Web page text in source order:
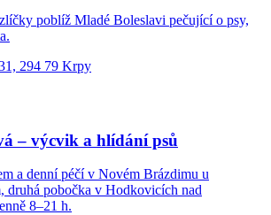
poblíž Mladé Boleslavi pečující o psy,
294 79 Krpy
– výcvik a hlídání psů
a denní péčí v Novém Brázdimu u
druhá pobočka v Hodkovicích nad
8–21 h.